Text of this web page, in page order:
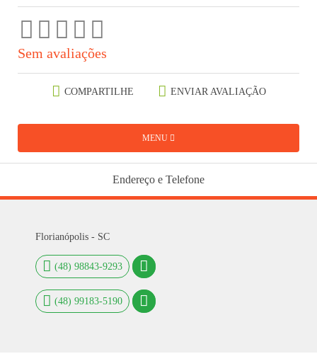
Sem avaliações
COMPARTILHE ENVIAR AVALIAÇÃO
MENU
Endereço e Telefone
Florianópolis - SC
(48) 98843-9293
(48) 99183-5190